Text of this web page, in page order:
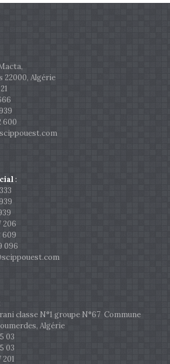
Algérie
600
:
206
096
classe N°1 groupe N°67 Commune
Algérie
03
03